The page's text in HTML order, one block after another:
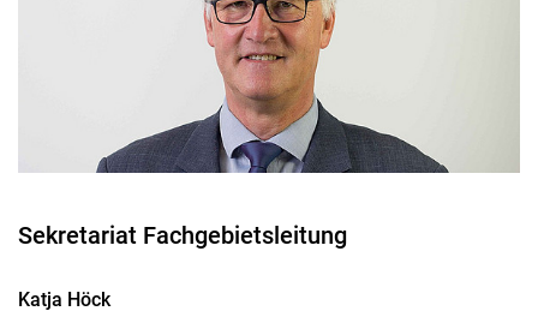
Sekretariat Fachgebietsleitung
Katja Höck